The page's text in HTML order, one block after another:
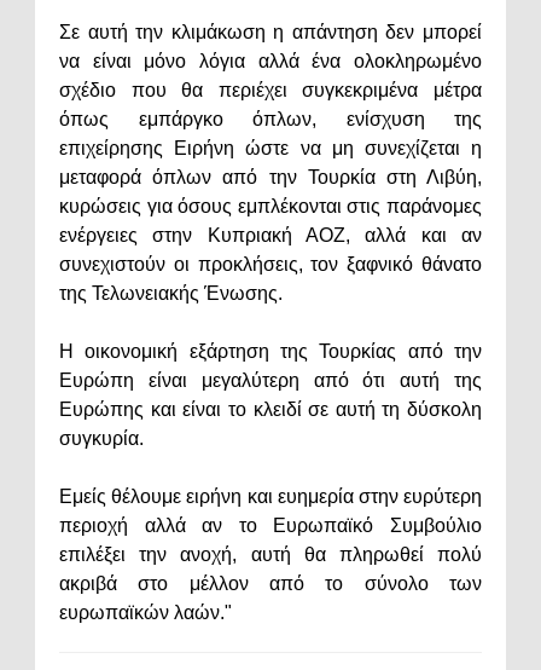
Σε αυτή την κλιμάκωση η απάντηση δεν μπορεί
να είναι μόνο λόγια αλλά ένα ολοκληρωμένο
σχέδιο που θα περιέχει συγκεκριμένα μέτρα
όπως εμπάργκο όπλων, ενίσχυση της
επιχείρησης Ειρήνη ώστε να μη συνεχίζεται η
μεταφορά όπλων από την Τουρκία στη Λιβύη,
κυρώσεις για όσους εμπλέκονται στις παράνομες
ενέργειες στην Κυπριακή ΑΟΖ, αλλά και αν
συνεχιστούν οι προκλήσεις, τον ξαφνικό θάνατο
της Τελωνειακής Ένωσης.
Η οικονομική εξάρτηση της Τουρκίας από την
Ευρώπη είναι μεγαλύτερη από ότι αυτή της
Ευρώπης και είναι το κλειδί σε αυτή τη δύσκολη
συγκυρία.
Εμείς θέλουμε ειρήνη και ευημερία στην ευρύτερη
περιοχή αλλά αν το Ευρωπαϊκό Συμβούλιο
επιλέξει την ανοχή, αυτή θα πληρωθεί πολύ
ακριβά στο μέλλον από το σύνολο των
ευρωπαϊκών λαών."